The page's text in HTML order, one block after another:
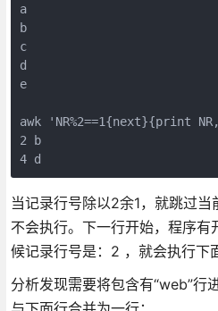
a
b
c
d
e
awk 'NR%2==1{next}{print
2 b
4 d
当记录行号除以2余1，就跳过
不会执行。下一行开始，程序有
候记录行号是：2 ，就会执行
分析发现需要将包含有“web”行